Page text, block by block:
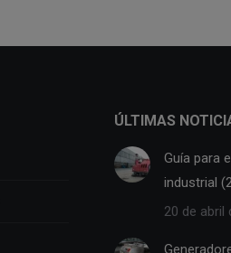
ÚLTIMAS
Guía para
industrial
20 de abril